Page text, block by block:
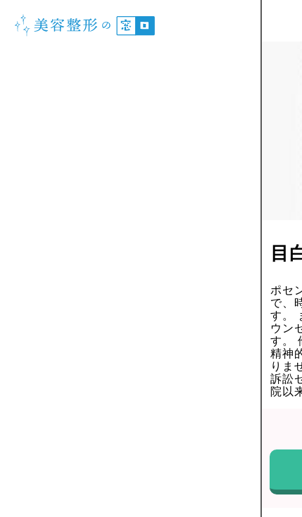
目
ポセ
で、
す。
ウン
す。
精神
りま
訴訟
院以